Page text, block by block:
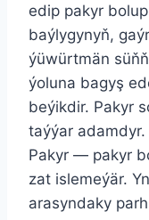
edip pakyr
baýlygynyň,
ýüwürtmän
ýoluna bagyş
beýikdir. Pakyr
taýýar adamdyr.
Pakyr — pakyr
zat islemeýär.
arasyndaky